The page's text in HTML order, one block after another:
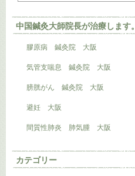
中国鍼灸大師院長が治療します。
膠原病 鍼灸院 大阪
気管支喘息 鍼灸院 大阪
膀胱がん 鍼灸院 大阪
避妊 大阪
間質性肺炎 肺気腫 大阪
カテゴリー